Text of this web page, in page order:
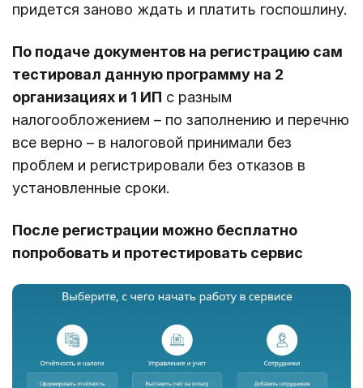
придется заново ждать и платить госпошлину.
По подаче документов на регистрацию сам
тестировал данную программу на 2
организациях и 1 ИП с разным
налогообложением – по заполнению и перечню
все верно – в налоговой принимали без
проблем и регистрировали без отказов в
установленные сроки.
После регистрации можно бесплатно
попробовать и протестировать сервис